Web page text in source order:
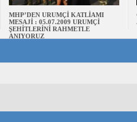
MHP’DEN URUMÇİ KATLİAMI
MESAJİ : 05.07.2009 URUMÇİ
ŞEHİTLERİNİ RAHMETLE
ANIYORUZ